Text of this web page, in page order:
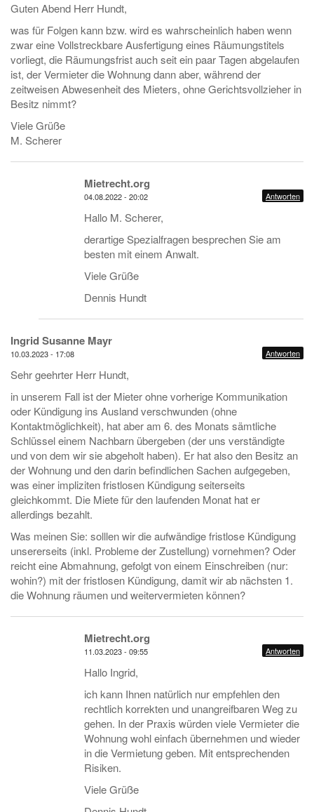
Guten Abend Herr Hundt,
was für Folgen kann bzw. wird es wahrscheinlich haben wenn
zwar eine Vollstreckbare Ausfertigung eines Räumungstitels
vorliegt, die Räumungsfrist auch seit ein paar Tagen abgelaufen
ist, der Vermieter die Wohnung dann aber, während der
zeitweisen Abwesenheit des Mieters, ohne Gerichtsvollzieher in
Besitz nimmt?
Viele Grüße
M. Scherer
Mietrecht.org
04.08.2022 - 20:02 Antworten
Hallo M. Scherer,
derartige Spezialfragen besprechen Sie am
besten mit einem Anwalt.
Viele Grüße
Dennis Hundt
Ingrid Susanne Mayr
10.03.2023 - 17:08 Antworten
Sehr geehrter Herr Hundt,
in unserem Fall ist der Mieter ohne vorherige Kommunikation
oder Kündigung ins Ausland verschwunden (ohne
Kontaktmöglichkeit), hat aber am 6. des Monats sämtliche
Schlüssel einem Nachbarn übergeben (der uns verständigte
und von dem wir sie abgeholt haben). Er hat also den Besitz an
der Wohnung und den darin befindlichen Sachen aufgegeben,
was einer impliziten fristlosen Kündigung seiterseits
gleichkommt. Die Miete für den laufenden Monat hat er
allerdings bezahlt.
Was meinen Sie: solllen wir die aufwändige fristlose Kündigung
unsererseits (inkl. Probleme der Zustellung) vornehmen? Oder
reicht eine Abmahnung, gefolgt von einem Einschreiben (nur:
wohin?) mit der fristlosen Kündigung, damit wir ab nächsten 1.
die Wohnung räumen und weitervermieten können?
Mietrecht.org
11.03.2023 - 09:55 Antworten
Hallo Ingrid,
ich kann Ihnen natürlich nur empfehlen den
rechtlich korrekten und unangreifbaren Weg zu
gehen. In der Praxis würden viele Vermieter die
Wohnung wohl einfach übernehmen und wieder
in die Vermietung geben. Mit entsprechenden
Risiken.
Viele Grüße